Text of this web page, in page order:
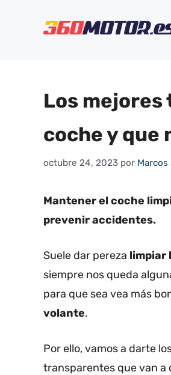
Los
coche y que
octubre 24, 2023 por
Mantener el coche
prevenir accidentes.
Suele dar pereza limpiar
siempre nos queda
para que sea vea más
volante.
Por ello, vamos a darte
transparentes que van a